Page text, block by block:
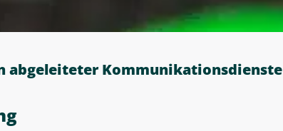
abgeleiteter Kommunikationsdienste